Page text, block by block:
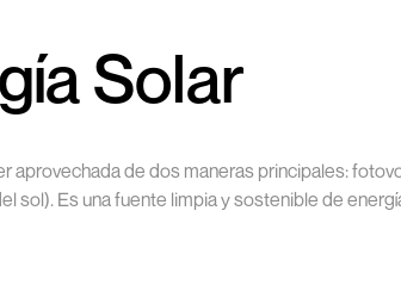
Solar
aprovechada de dos maneras principales:
sol). Es una fuente limpia y sostenible de